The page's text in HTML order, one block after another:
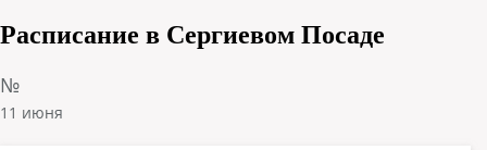
Расписание в Сергиевом Посаде
№
11 июня